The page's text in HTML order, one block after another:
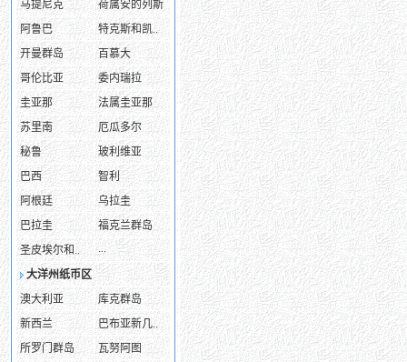
马提尼克
荷属安的列斯
阿鲁巴
特克斯和凯..
开曼群岛
百慕大
哥伦比亚
委内瑞拉
圭亚那
法属圭亚那
苏里南
厄瓜多尔
秘鲁
玻利维亚
巴西
智利
阿根廷
乌拉圭
巴拉圭
福克兰群岛
圣皮埃尔和..
...
大洋州纸币区
澳大利亚
库克群岛
新西兰
巴布亚新几..
所罗门群岛
瓦努阿图